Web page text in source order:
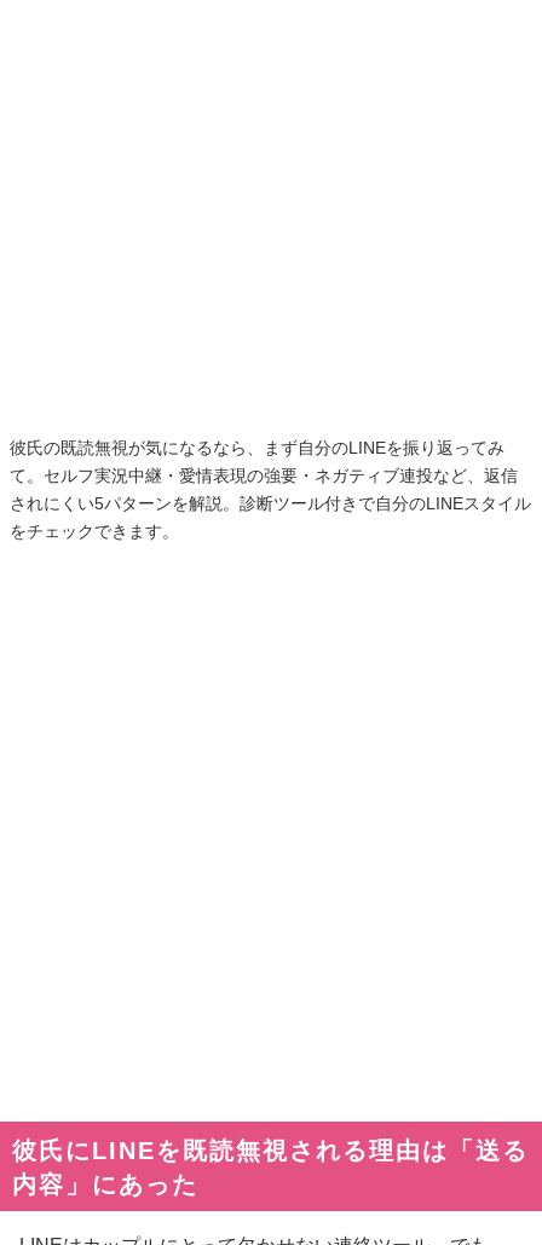
彼氏の既読無視が気になるなら、まず自分のLINEを振り返ってみ
て。セルフ実況中継・愛情表現の強要・ネガティブ連投など、返信
されにくい5パターンを解説。診断ツール付きで自分のLINEスタイル
をチェックできます。
彼氏にLINEを既読無視される理由は「送る
内容」にあった